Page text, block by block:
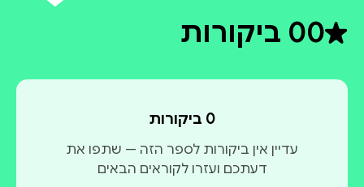
0דירוג ממוצע 0 מתוך 5
0 ביקורות
0 ביקורות
עדיין אין ביקורות לספר הזה — שתפו את
דעתכם ועזרו לקוראים הבאים